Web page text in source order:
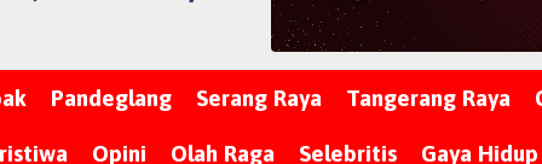
Pandeglang Serang Raya Tangerang Raya
Opini Olah Raga Selebritis Gaya Hidup